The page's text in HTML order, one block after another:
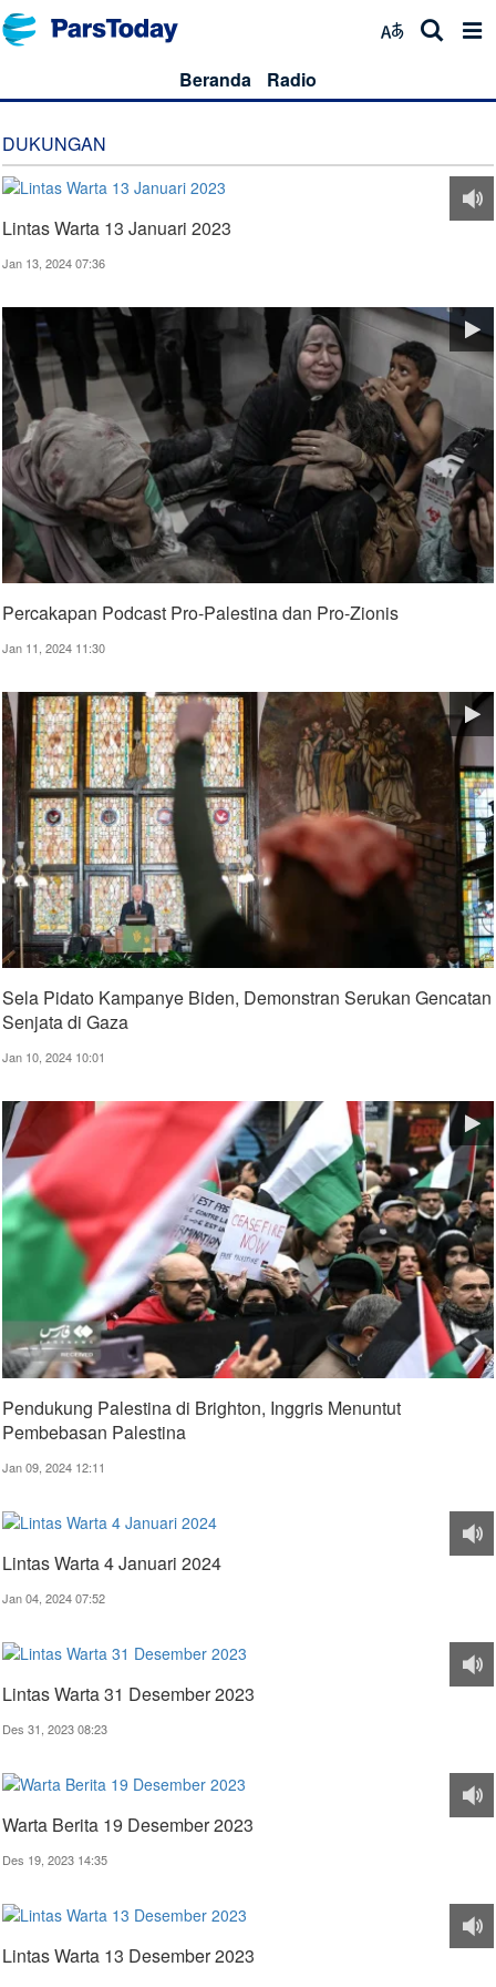
Beranda Radio
DUKUNGAN
Lintas Warta 13 Januari 2023
Jan 13, 2024 07:36
Percakapan Podcast Pro-Palestina dan Pro-Zionis
Jan 11, 2024 11:30
Sela Pidato Kampanye Biden, Demonstran Serukan Gencatan
Senjata di Gaza
Jan 10, 2024 10:01
Pendukung Palestina di Brighton, Inggris Menuntut
Pembebasan Palestina
Jan 09, 2024 12:11
Lintas Warta 4 Januari 2024
Jan 04, 2024 07:52
Lintas Warta 31 Desember 2023
Des 31, 2023 08:23
Warta Berita 19 Desember 2023
Des 19, 2023 14:35
Lintas Warta 13 Desember 2023